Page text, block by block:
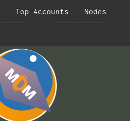
Top Accounts Nodes